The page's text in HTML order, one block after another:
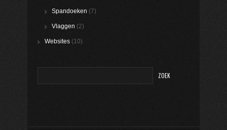
Spandoeken (7)
Vlaggen (2)
Websites (10)